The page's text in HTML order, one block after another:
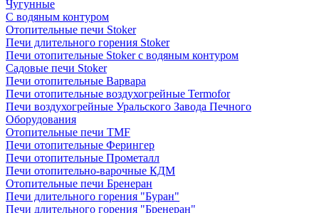
Чугунные
C водяным контуром
Отопительные печи Stoker
Печи длительного горения Stoker
Печи отопительные Stoker с водяным контуром
Садовые печи Stoker
Печи отопительные Варвара
Печи отопительные воздухогрейные Termofor
Печи воздухогрейные Уральского Завода Печного
Оборудования
Отопительные печи TMF
Печи отопительные Ферингер
Печи отопительные Прометалл
Печи отопительно-варочные КДМ
Отопительные печи Бренеран
Печи длительного горения "Буран"
Печи длительного горения "Бренеран"